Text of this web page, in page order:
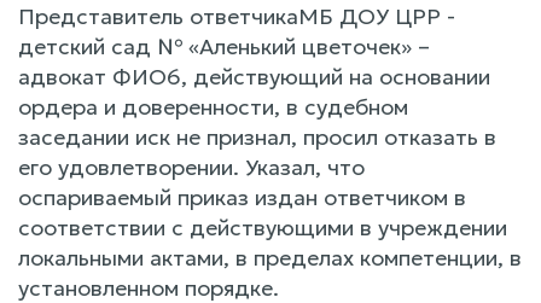
Представитель ответчикаМБ ДОУ ЦРР -
детский сад № «Аленький цветочек» –
адвокат ФИО6, действующий на основании
ордера и доверенности, в судебном
заседании иск не признал, просил отказать в
его удовлетворении. Указал, что
оспариваемый приказ издан ответчиком в
соответствии с действующими в учреждении
локальными актами, в пределах компетенции, в
установленном порядке.